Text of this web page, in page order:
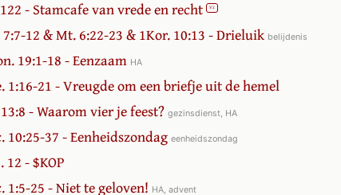
- Stamcafe van vrede en recht V2
12 & Mt. 6:22-23 & 1Kor. 10:13 - Drieluik belijdenis
19:1-18 - Eenzaam HA
1:16-21 - Vreugde om een briefje uit de hemel
- Waarom vier je feest? gezinsdienst, HA
10:25-37 - Eenheidszondag eenheidszondag
12 - $KOP
1:5-25 - Niet te geloven! HA, advent